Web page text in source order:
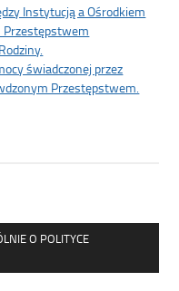
Instytucją a Ośrodkiem
Przestępstwem
świadczonej przez
Przestępstwem.
O POLITYCE